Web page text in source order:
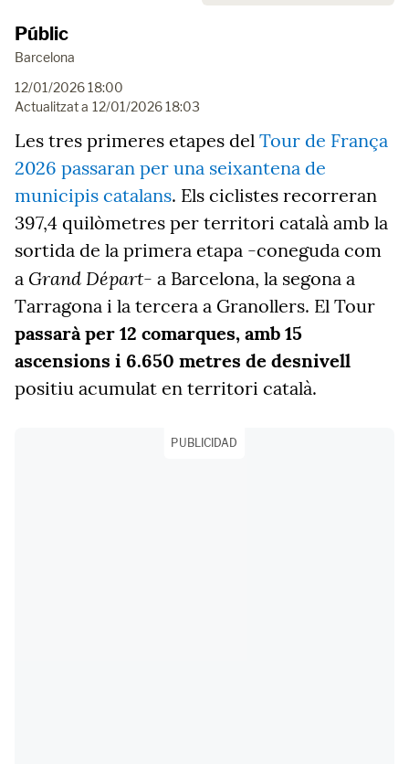
Públic
Barcelona
12/01/2026 18:00
Actualitzat a 12/01/2026 18:03
Les tres primeres etapes del Tour de França
2026 passaran per una seixantena de
municipis catalans. Els ciclistes recorreran
397,4 quilòmetres per territori català amb la
sortida de la primera etapa -coneguda com
a Grand Départ- a Barcelona, la segona a
Tarragona i la tercera a Granollers. El Tour
passarà per 12 comarques, amb 15
ascensions i 6.650 metres de desnivell
positiu acumulat en territori català.
PUBLICIDAD